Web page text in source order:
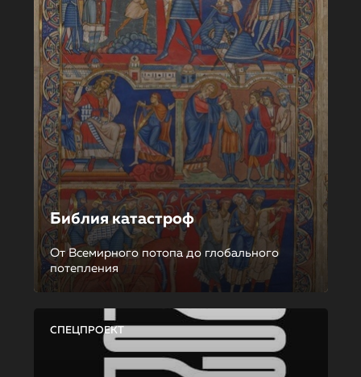
Библия катастроф
От Всемирного потопа до глобального
потепления
СПЕЦПРОЕКТ